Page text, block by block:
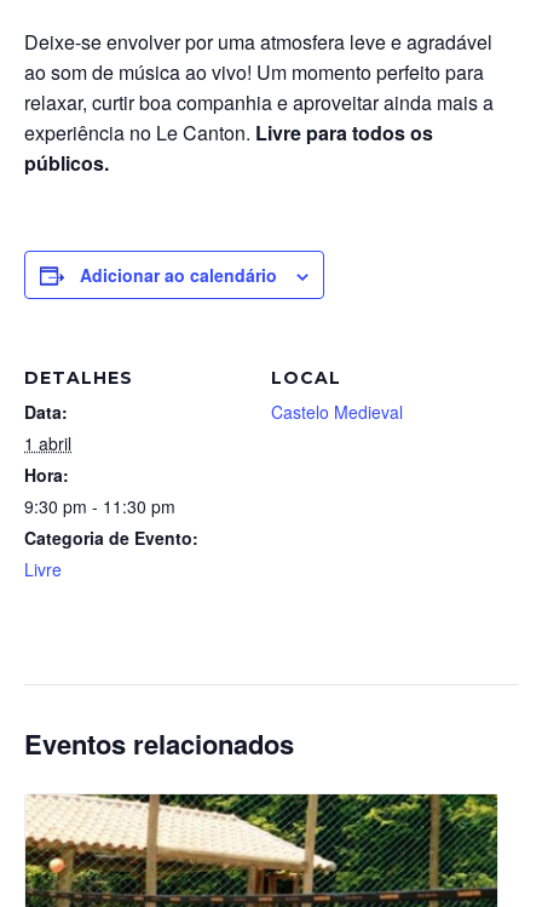
Deixe-se envolver por uma atmosfera leve e agradável
ao som de música ao vivo! Um momento perfeito para
relaxar, curtir boa companhia e aproveitar ainda mais a
experiência no Le Canton. Livre para todos os
públicos.
Adicionar ao calendário
DETALHES
Data:
1 abril
Hora:
9:30 pm - 11:30 pm
Categoria de Evento:
Livre
LOCAL
Castelo Medieval
Eventos relacionados